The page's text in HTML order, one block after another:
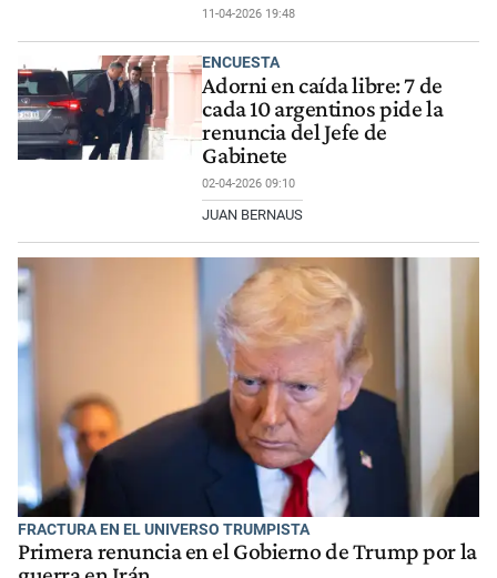
11-04-2026 19:48
ENCUESTA
Adorni en caída libre: 7 de
cada 10 argentinos pide la
renuncia del Jefe de
Gabinete
02-04-2026 09:10
JUAN BERNAUS
FRACTURA EN EL UNIVERSO TRUMPISTA
Primera renuncia en el Gobierno de Trump por la